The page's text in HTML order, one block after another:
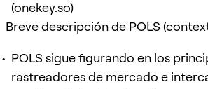
(onekey.so)
Breve descripción de POLS
POLS sigue figurando en los
rastreadores de mercado e